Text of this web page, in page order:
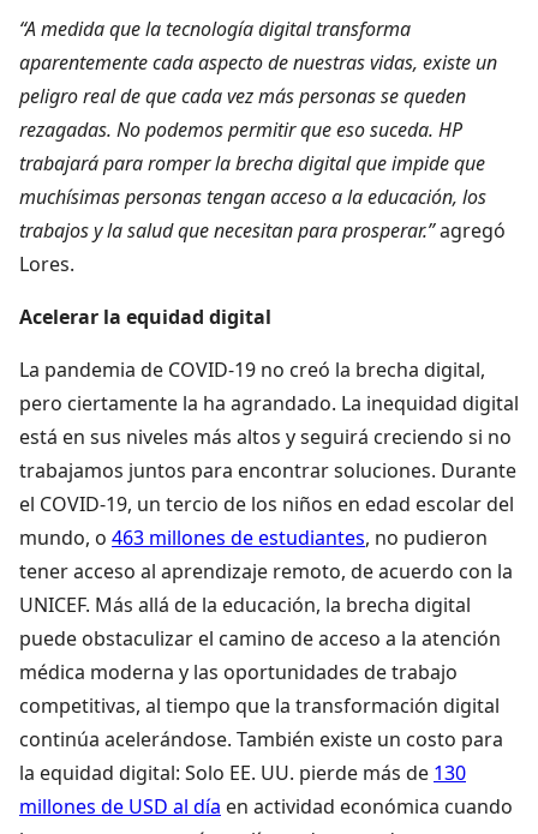
“A medida que la tecnología digital transforma
aparentemente cada aspecto de nuestras vidas, existe un
peligro real de que cada vez más personas se queden
rezagadas. No podemos permitir que eso suceda. HP
trabajará para romper la brecha digital que impide que
muchísimas personas tengan acceso a la educación, los
trabajos y la salud que necesitan para prosperar.”agregó
Lores.
Acelerar la equidad digital
La pandemia de COVID-19 no creó la brecha digital,
pero ciertamente la ha agrandado. La inequidad digital
está en sus niveles más altos y seguirá creciendo si no
trabajamos juntos para encontrar soluciones. Durante
el COVID-19, un tercio de los niños en edad escolar del
mundo, o 463 millones de estudiantes, no pudieron
tener acceso al aprendizaje remoto, de acuerdo con la
UNICEF. Más allá de la educación, la brecha digital
puede obstaculizar el camino de acceso a la atención
médica moderna y las oportunidades de trabajo
competitivas, al tiempo que la transformación digital
continúa acelerándose. También existe un costo para
la equidad digital: Solo EE. UU. pierde más de 130
millones de USD al día en actividad económica cuando